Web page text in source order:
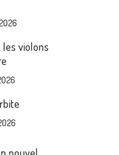
violons